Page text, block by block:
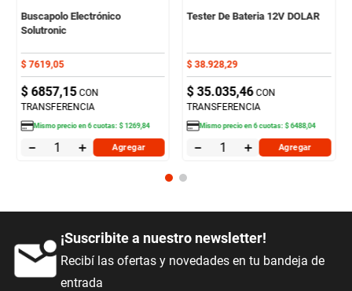
Buscapolo Electrónico
Solutronic
$ 7619,05
$ 6857,15 CON
TRANSFERENCIA
Mismo precio en6cuotas:$ 1269,84
＋
－ Agregar
Tester De Bateria 12V DOLAR
$ 38.928,29
$ 35.035,46 CON
TRANSFERENCIA
Mismo precio en6cuotas:$ 6488,04
＋
－ Agregar
¡Suscribite a nuestro newsletter!
Recibí las ofertas y novedades en tu bandeja de
entrada